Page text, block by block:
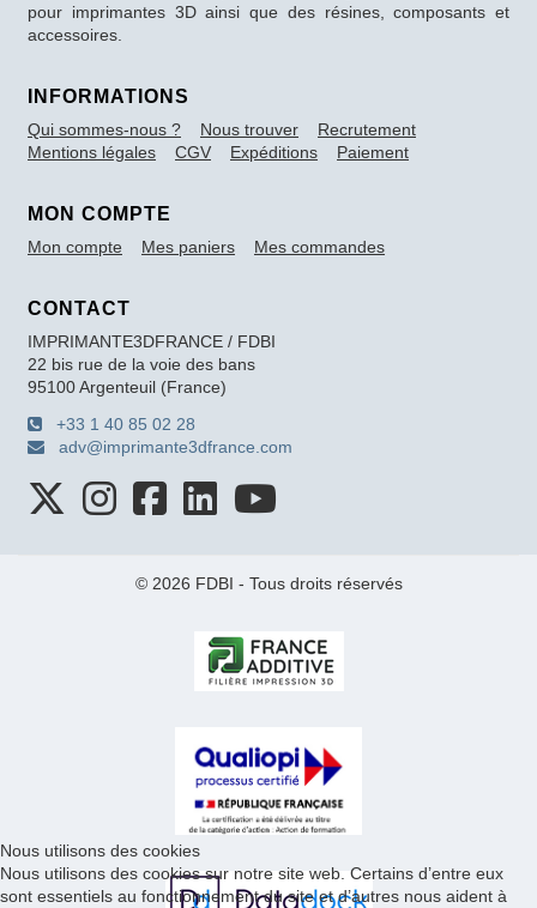
pour imprimantes 3D ainsi que des résines, composants et
accessoires.
INFORMATIONS
Qui sommes-nous ? Nous trouver
Recrutement
Mentions légales
CGV Expéditions Paiement
MON COMPTE
Mon compte Mes paniers Mes commandes
CONTACT
IMPRIMANTE3DFRANCE / FDBI
22 bis rue de la voie des bans
95100 Argenteuil (France)
+33 1 40 85 02 28
adv@imprimante3dfrance.com
© 2026 FDBI - Tous droits réservés
Nous utilisons des cookies
Nous utilisons des cookies sur notre site web. Certains d’entre eux
sont essentiels au fonctionnement du site et d’autres nous aident à